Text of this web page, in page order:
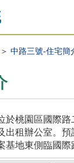
中路三號-住宅簡
於桃園區國際
出租辦公室。
基地東側臨國